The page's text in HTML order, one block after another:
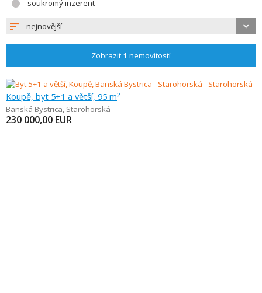
soukromý inzerent
nejnovější
Zobrazit 1 nemovitostí
Koupě, byt 5+1 a větší, 95 m2
Banská Bystrica, Starohorská
230 000,00 EUR